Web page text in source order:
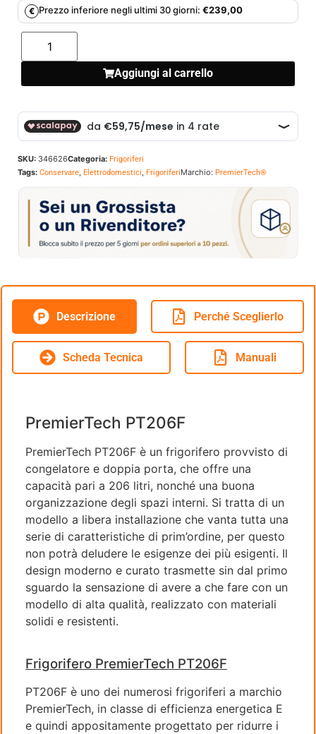
€ Prezzo inferiore negli ultimi 30 giorni: €239,00
Aggiungi al carrello
SKU: 346626Categoria: Frigoriferi
Tags: Conservare, Elettrodomestici, FrigoriferiMarchio: PremierTech®
Descrizione Perché Sceglierlo
Scheda Tecnica Manuali
PremierTech PT206F
PremierTech PT206F è un frigorifero provvisto di
congelatore e doppia porta, che offre una
capacità pari a 206 litri, nonché una buona
organizzazione degli spazi interni. Si tratta di un
modello a libera installazione che vanta tutta una
serie di caratteristiche di prim’ordine, per questo
non potrà deludere le esigenze dei più esigenti. Il
design moderno e curato trasmette sin dal primo
sguardo la sensazione di avere a che fare con un
modello di alta qualità, realizzato con materiali
solidi e resistenti.
Frigorifero PremierTech PT206F
PT206F è uno dei numerosi frigoriferi a marchio
PremierTech, in classe di efficienza energetica E
e quindi appositamente progettato per ridurre i